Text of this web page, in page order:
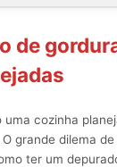
de
cozinha
grande dilema
ter um